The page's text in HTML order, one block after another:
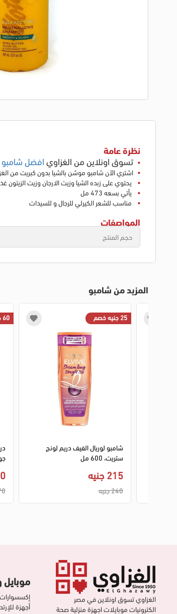
نظرة عامة
تسوق اونلاين من الغزاويافضل شامبو
اشتري الآن شامبو موشن بالشيا بدون كبريت من
يحتوي على زبده الشيا وزيت الارجان وزيت
يأتي بسعه 473 مل
مناسب للشعر الكيرلي للرجال و للسيدات
المواصفات
حجم المنتج
المزيد من شامبو
60 جنيه خصم 25 جنيه خصم
شامبو لوريال الفيف دريم لونج
ستريت، 600 مل
215 جنيه
240 جنيه
الغزاوي تسوق اونلاين في مصر
الكترونيات موبايلات اجهزة منزلية صحة
موبايل
إكسسوارات
أجهزة